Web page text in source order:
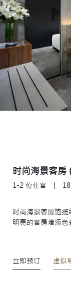
时尚海景客房
1-2 位住客
时尚海景客房饱
明亮的客房增添色
立即预订 虚拟